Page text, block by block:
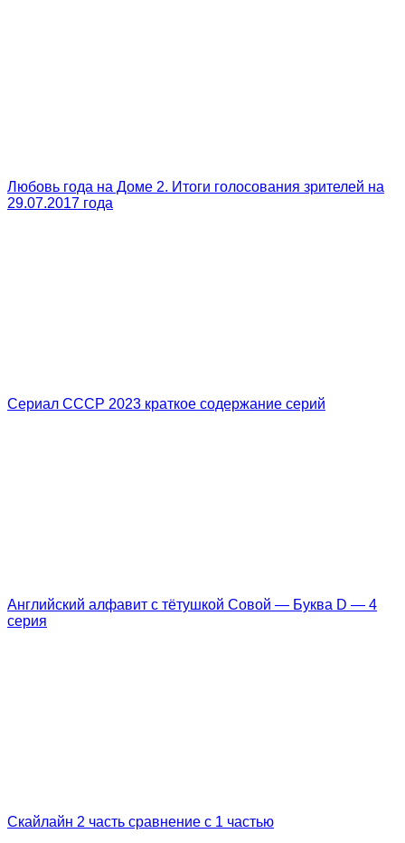
Любовь года на Доме 2. Итоги голосования зрителей на
29.07.2017 года
Сериал СССР 2023 краткое содержание серий
Английский алфавит с тётушкой Совой — Буква D — 4
серия
Скайлайн 2 часть сравнение с 1 частью